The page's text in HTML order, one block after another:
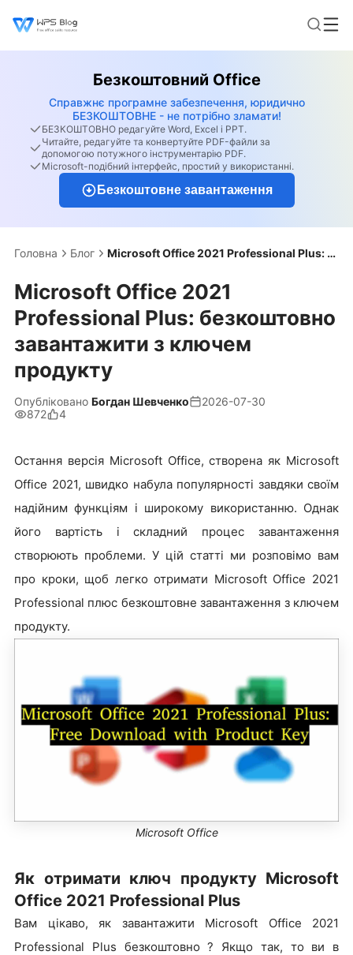
Безкоштовний Office
Справжнє програмне забезпечення, юридично
БЕЗКОШТОВНЕ - не потрібно зламати!
БЕЗКОШТОВНО редагуйте Word, Excel і PPT.
Читайте, редагуйте та конвертуйте PDF-файли за
допомогою потужного інструментарію PDF.
Microsoft-подібний інтерфейс, простий у використанні.
Безкоштовне завантаження
Головна Блог Microsoft Office 2021 Professional Plus: безкоштовно завантажити з ключем продукту
Microsoft Office 2021
Professional Plus: безкоштовно
завантажити з ключем
продукту
Опубліковано Богдан Шевченко
2026-07-30
872
4
Остання версія Microsoft Office, створена як Microsoft
Office 2021, швидко набула популярності завдяки своїм
надійним функціям і широкому використанню. Однак
його вартість і складний процес завантаження
створюють проблеми. У цій статті ми розповімо вам
про кроки, щоб легко отримати Microsoft Office 2021
Professional плюс безкоштовне завантаження з ключем
продукту.
Microsoft Office
Як отримати ключ продукту Microsoft
Office 2021 Professional Plus
Вам цікаво, як завантажити Microsoft Office 2021
Professional Plus безкоштовно ? Якщо так, то ви в